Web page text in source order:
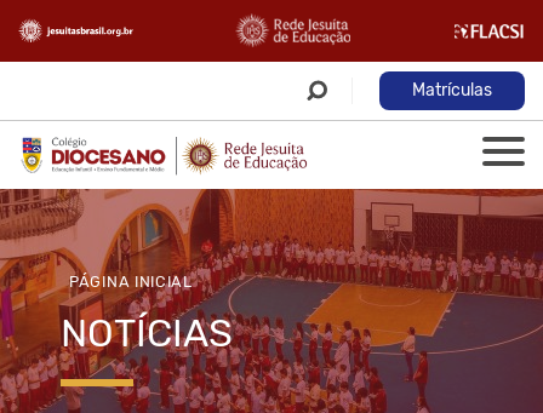
Matrículas
PÁGINA INICIAL
NOTÍCIAS